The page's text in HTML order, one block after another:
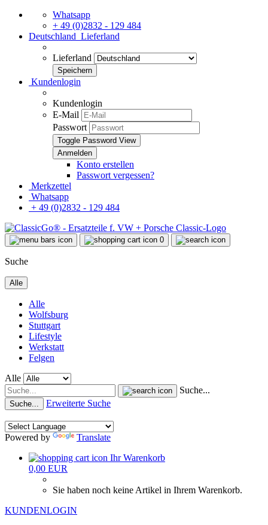
Whatsapp
+ 49 (0)2832 - 129 484
Deutschland Lieferland
Lieferland
Kundenlogin
Kundenlogin
E-Mail
Passwort
Toggle Password View
Konto erstellen
Passwort vergessen?
Merkzettel
Whatsapp
+ 49 (0)2832 - 129 484
0
Suche
Alle
Alle
Wolfsburg
Stuttgart
Lifestyle
Werkstatt
Felgen
Alle
Suche...
Suche... Erweiterte Suche
Powered by
Translate
Ihr Warenkorb
0,00 EUR
Sie haben noch keine Artikel in Ihrem Warenkorb.
KUNDENLOGIN